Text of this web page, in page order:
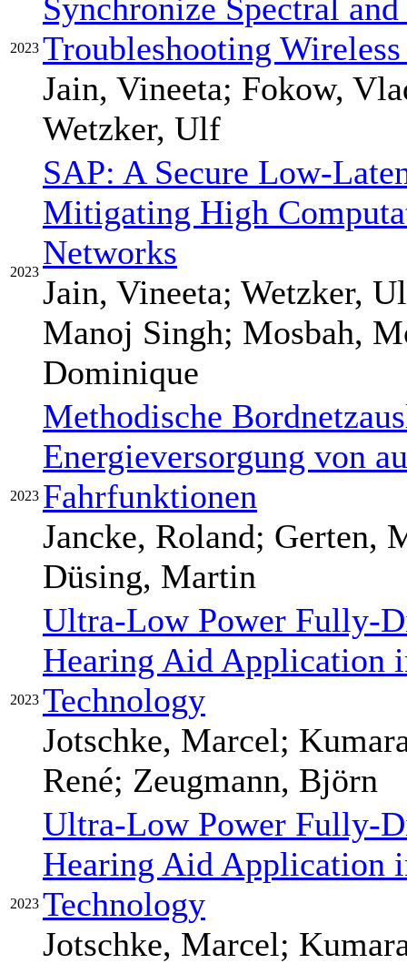
2023
Synchronize Spectral
Troubleshooting
Jain, Vineeta; Fokow,
Wetzker, Ulf
2023
SAP: A Secure Low-
Mitigating High
Networks
Jain, Vineeta; Wetzker,
Manoj Singh; Mosbah,
Dominique
2023
Methodische
Energieversorgung von
Fahrfunktionen
Jancke, Roland; Gerten,
Düsing, Martin
2023
Ultra-Low Power Fully-
Hearing Aid Application
Technology
Jotschke, Marcel;
René; Zeugmann, Björn
2023
Ultra-Low Power Fully-
Hearing Aid Application
Technology
Jotschke, Marcel;